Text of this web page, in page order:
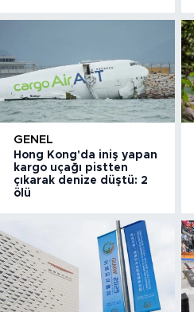
GENEL
Hong Kong'da iniş yapan
kargo uçağı pistten
çıkarak denize düştü: 2
ölü